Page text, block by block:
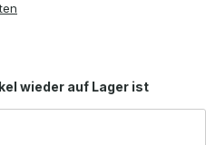
wieder auf Lager ist